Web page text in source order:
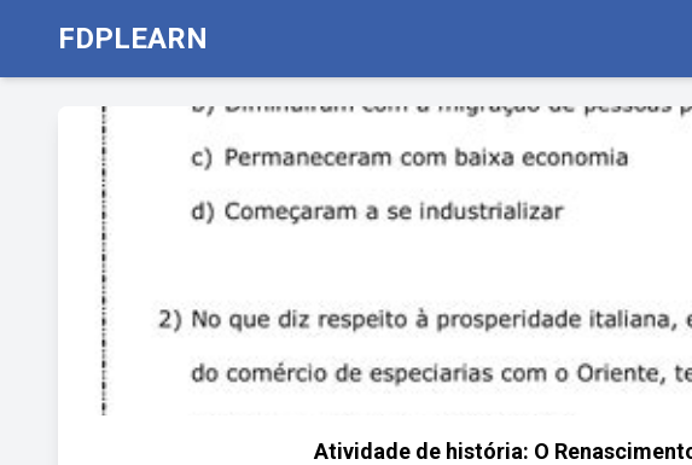
FDPLEARN
Atividade de história: O